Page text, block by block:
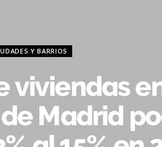
Y BARRIOS
viviendas
Madrid